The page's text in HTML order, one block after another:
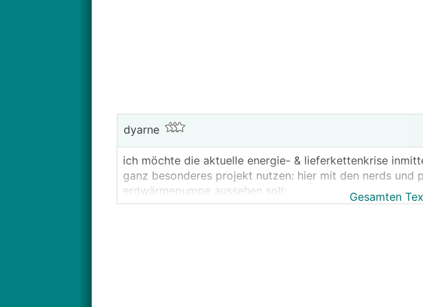
dyarne
ich möchte die aktuelle energie- & lieferkettenkrise
ganz besonderes projekt nutzen: hier mit den nerds und
erdwärmepumpe aussehen soll:
-> leistungsklassen, modulationsbereich, reglerfeatures,
Gesamten